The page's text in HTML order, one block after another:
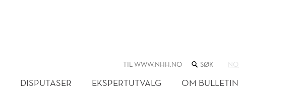
TIL WWW.NHH.NO SØK
NETTSTEDET
NO
DISPUTASER EKSPERTUTVALG OM BULLETIN